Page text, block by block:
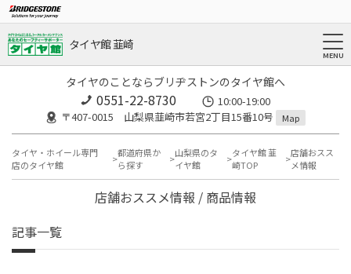
タイヤ館 韮崎
タイヤのことならブリヂストンのタイヤ館へ
0551-22-8730
10:00-19:00
〒407-0015 山梨県韮崎市若宮2丁目15番10号
Map
タイヤ・ホイール専門
店のタイヤ館
都道府県か
ら探す
山梨県のタ
イヤ館
タイヤ館 韮
崎TOP
店舗おスス
メ情報
店舗おススメ情報 / 商品情報
記事一覧